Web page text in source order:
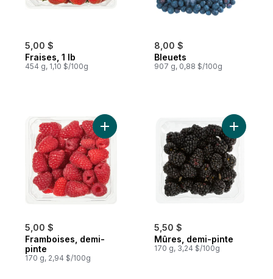
5,00 $
Fraises, 1 lb
454 g, 1,10 $/100g
8,00 $
Bleuets
907 g, 0,88 $/100g
5,00 $
Framboises, demi-
pinte
170 g, 2,94 $/100g
Ajouter Framboises, demi-pinte au panier
5,50 $
Mûres, demi-pinte
170 g, 3,24 $/100g
Ajouter